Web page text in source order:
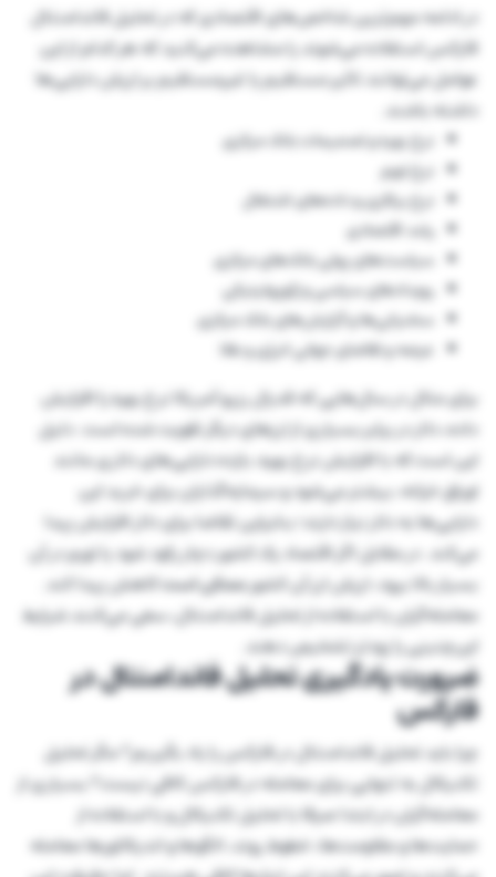
در ادامه مهم‌ترین شاخص‌های اقتصادی که در تحلیل فاندامنتال
فارکس استفاده می‌شوند را مشاهده می‌کنید که هر کدام از این
عوامل می‌توانند تاثیر مستقیم یا غیرمستقیم بر ارزش دارایی‌ها
داشته باشند.
نرخ بهره و تصمیمات بانک مرکزی
نرخ تورم
نرخ بیکاری و داده‌های اشتغال
رشد اقتصادی
سیاست‌های پولی بانک‌های مرکزی
رویدادهای سیاسی و ژئوپولیتیکی
سخنرانی‌ها و گزارش‌های بانک مرکزی
عرضه و تقاضای جهانی انرژی و طلا
برای مثال در سال‌هایی که فدرال رزرو آمریکا نرخ بهره را افزایش
داده، دلار در برابر بسیاری از ارزهای دیگر تقویت شده است. دلیل
این است که با افزایش نرخ بهره، بازده دارایی‌های دلاری مانند
اوراق خزانه، بیشتر می‌شود و سرمایه‌گذاران برای خرید این
دارایی‌ها به دلار نیاز دارند؛ بنابراین تقاضا برای دلار افزایش پیدا
می‌کند. در مقابل اگر اقتصاد یک کشور دچار رکود شود یا تورم در آن
بسیار بالا برود، ارزش ارز آن کشورممکن استکاهش پیدا کند.
معامله‌گران با استفاده از تحلیل فاندامنتال، سعی می‌کنند شرایط
این‌چنینی را زودتر تشخیص دهند.
ضرورت یادگیری تحلیل فاندامنتال در
فارکس
چرا باید تحلیل فاندامنتال در فارکس را یاد بگیریم؟ مگر تحلیل
تکنیکال به تنهایی برای معامله در فارکس کافی نیست؟ بسیاری از
معامله‌گران در ابتدا صرفا با تحلیل تکنیکال و با استفاده از
حمایت‌ها و مقاومت‌ها، خطوط روند، الگوها و اندیکاتورها معامله